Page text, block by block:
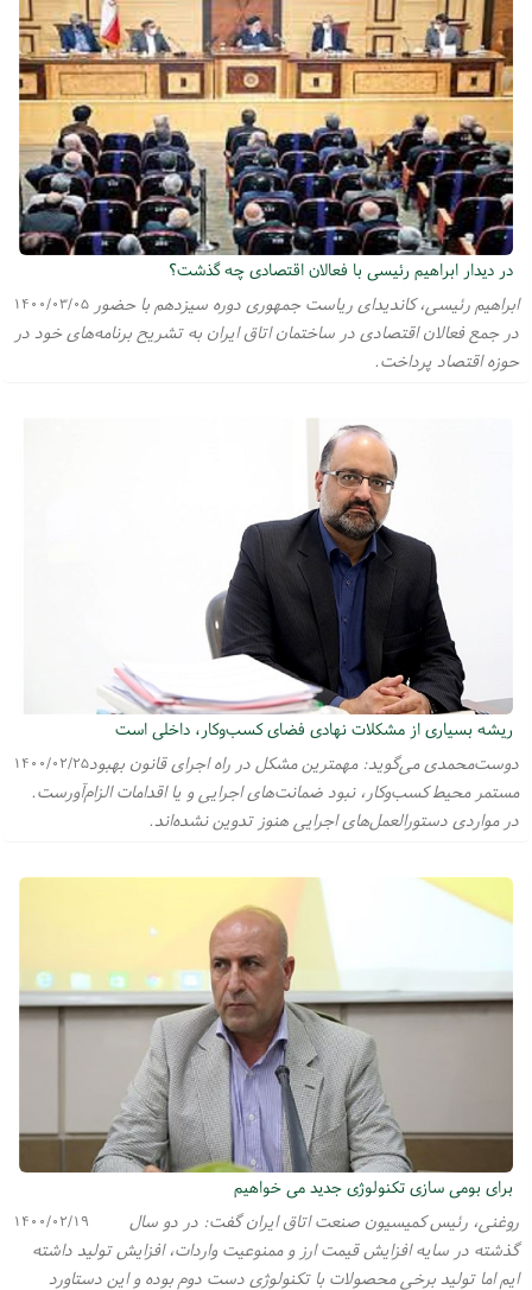
در دیدار ابراهیم رئیسی با فعالان اقتصادی چه گذشت؟
۱۴۰۰/۰۳/۰۵ ابراهیم رئیسی، کاندیدای ریاست جمهوری دوره سیزدهم با حضور
در جمع فعالان اقتصادی در ساختمان اتاق ایران به تشریح برنامه‌های خود در
حوزه اقتصاد پرداخت.
ریشه بسیاری از مشکلات نهادی فضای کسب‌وکار، داخلی است
۱۴۰۰/۰۲/۲۵دوست‌محمدی می‌گوید: مهمترین مشکل در راه اجرای قانون بهبود
مستمر محیط کسب‌وکار، نبود ضمانت‌های اجرایی و یا اقدامات الزام‌آورست.
در مواردی دستورالعمل‌های اجرایی هنوز تدوین نشده‌اند.
برای بومی سازی تکنولوژی جدید می خواهیم
۱۴۰۰/۰۲/۱۹
روغنی، رئیس کمیسیون صنعت اتاق ایران گفت: در دو سال
گذشته در سایه افزایش قیمت ارز و ممنوعیت واردات، افزایش تولید داشته
ایم اما تولید برخی محصولات با تکنولوژی دست دوم بوده و این دستاورد